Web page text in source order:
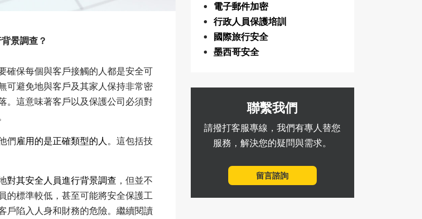
景調查？
確保每個與客戶接觸的人都是安全可
可避免地與客戶及其家人保持非常密
。這意味著客戶以及保護公司必須對
們雇用的是正確類型的人。這包括技
對其安全人員進行背景調查 ，但並不
的標準較低，甚至可能將安全保護工
戶陷入人身和財務的危險。繼續閱讀
電子郵件加密
行政人員保護培訓
國際旅行安全
墨西哥安全
聯繫我們
請撥打客服專線，我們有專人替您
服務，解決您的疑問與需求。
留言諮詢